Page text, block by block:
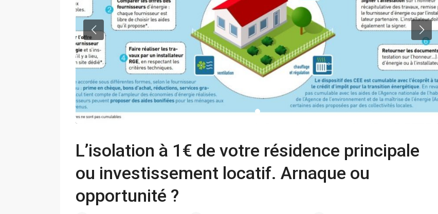
L’isolation à 1€ de votre résidence principale
ou investissement locatif. Arnaque ou
opportunité ?